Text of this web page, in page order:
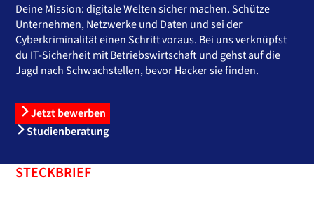
Deine Mission: digitale Welten sicher machen. Schütze
Unternehmen, Netzwerke und Daten und sei der
Cyberkriminalität einen Schritt voraus. Bei uns verknüpfst
du IT-Sicherheit mit Betriebswirtschaft und gehst auf die
Jagd nach Schwachstellen, bevor Hacker sie finden.
Jetzt bewerben
Studienberatung
STECKBRIEF